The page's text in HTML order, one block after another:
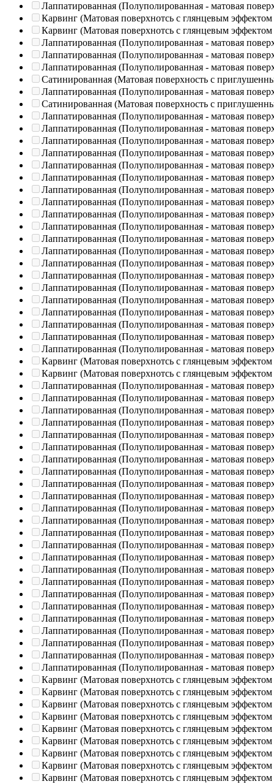
Лаппатированная (Полуполированная - матовая
Карвинг (Матовая поверхнотсь с глянцевым эффектом
Карвинг (Матовая поверхнотсь с глянцевым эффектом
Лаппатированная (Полуполированная - матовая
Лаппатированная (Полуполированная - матовая
Лаппатированная (Полуполированная - матовая
Сатинированная (Матовая поверхность с
Лаппатированная (Полуполированная - матовая
Сатинированная (Матовая поверхность с
Лаппатированная (Полуполированная - матовая
Лаппатированная (Полуполированная - матовая
Лаппатированная (Полуполированная - матовая
Лаппатированная (Полуполированная - матовая
Лаппатированная (Полуполированная - матовая
Лаппатированная (Полуполированная - матовая
Лаппатированная (Полуполированная - матовая
Лаппатированная (Полуполированная - матовая
Лаппатированная (Полуполированная - матовая
Лаппатированная (Полуполированная - матовая
Лаппатированная (Полуполированная - матовая
Лаппатированная (Полуполированная - матовая
Лаппатированная (Полуполированная - матовая
Лаппатированная (Полуполированная - матовая
Лаппатированная (Полуполированная - матовая
Лаппатированная (Полуполированная - матовая
Лаппатированная (Полуполированная - матовая
Лаппатированная (Полуполированная - матовая
Лаппатированная (Полуполированная - матовая
Лаппатированная (Полуполированная - матовая
Карвинг (Матовая поверхнотсь с глянцевым эффектом
Карвинг (Матовая поверхнотсь с глянцевым эффектом
Лаппатированная (Полуполированная - матовая
Лаппатированная (Полуполированная - матовая
Лаппатированная (Полуполированная - матовая
Лаппатированная (Полуполированная - матовая
Лаппатированная (Полуполированная - матовая
Лаппатированная (Полуполированная - матовая
Лаппатированная (Полуполированная - матовая
Лаппатированная (Полуполированная - матовая
Лаппатированная (Полуполированная - матовая
Лаппатированная (Полуполированная - матовая
Лаппатированная (Полуполированная - матовая
Лаппатированная (Полуполированная - матовая
Лаппатированная (Полуполированная - матовая
Лаппатированная (Полуполированная - матовая
Лаппатированная (Полуполированная - матовая
Лаппатированная (Полуполированная - матовая
Лаппатированная (Полуполированная - матовая
Лаппатированная (Полуполированная - матовая
Лаппатированная (Полуполированная - матовая
Лаппатированная (Полуполированная - матовая
Лаппатированная (Полуполированная - матовая
Лаппатированная (Полуполированная - матовая
Лаппатированная (Полуполированная - матовая
Лаппатированная (Полуполированная - матовая
Карвинг (Матовая поверхнотсь с глянцевым эффектом
Карвинг (Матовая поверхнотсь с глянцевым эффектом
Карвинг (Матовая поверхнотсь с глянцевым эффектом
Карвинг (Матовая поверхнотсь с глянцевым эффектом
Карвинг (Матовая поверхнотсь с глянцевым эффектом
Карвинг (Матовая поверхнотсь с глянцевым эффектом
Карвинг (Матовая поверхнотсь с глянцевым эффектом
Карвинг (Матовая поверхнотсь с глянцевым эффектом
Карвинг (Матовая поверхнотсь с глянцевым эффектом